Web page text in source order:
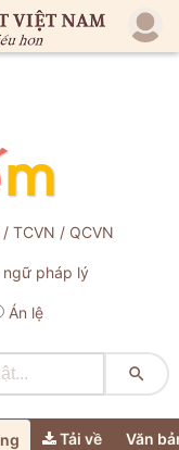
TCVN / QCVN
ngữ pháp lý
Án lệ

Tải về Văn